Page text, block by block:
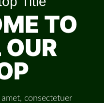
TO
amet, consectetuer